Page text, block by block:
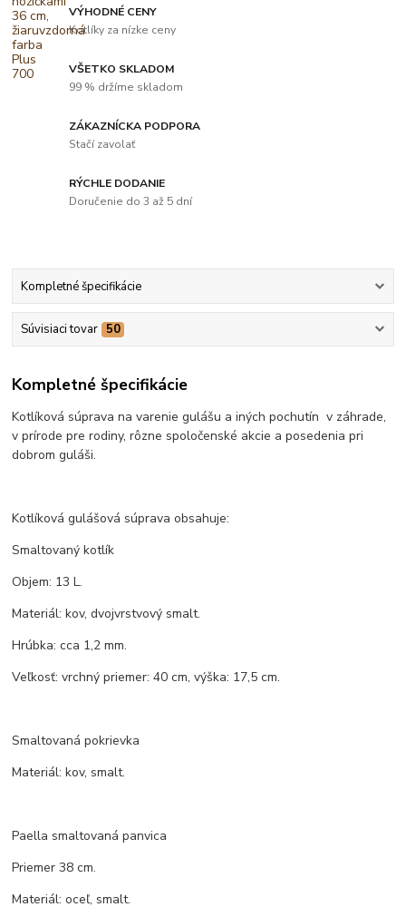
VÝHODNÉ CENY
Kotlíky za nízke ceny
VŠETKO SKLADOM
99 % držíme skladom
ZÁKAZNÍCKA PODPORA
Stačí zavolať
RÝCHLE DODANIE
Doručenie do 3 až 5 dní
Kompletné špecifikácie
Súvisiaci tovar 50
Kompletné špecifikácie
Kotlíková súprava na varenie gulášu a iných pochutín v záhrade,
v prírode pre rodiny, rôzne spoločenské akcie a posedenia pri
dobrom guláši.
Kotlíková gulášová súprava obsahuje:
Smaltovaný kotlík
Objem: 13 L.
Materiál: kov, dvojvrstvový smalt.
Hrúbka: cca 1,2 mm.
Veľkosť: vrchný priemer: 40 cm, výška: 17,5 cm.
Smaltovaná pokrievka
Materiál: kov, smalt.
Paella smaltovaná panvica
Priemer 38 cm.
Materiál: oceľ, smalt.